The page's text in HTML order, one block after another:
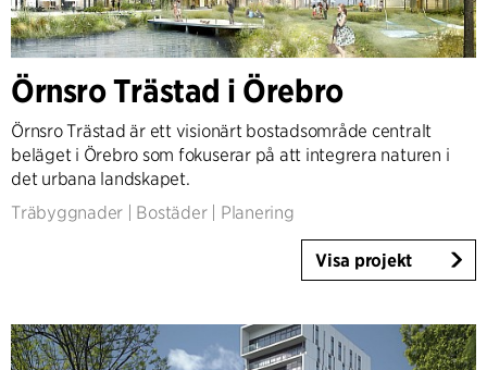
Örnsro Trästad i Örebro
Örnsro Trästad är ett visionärt bostadsområde centralt
beläget i Örebro som fokuserar på att integrera naturen i
det urbana landskapet.
Träbyggnader
Bostäder| Planering
Visa projekt